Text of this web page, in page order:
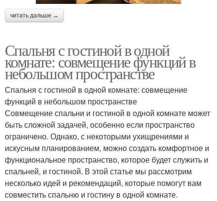
читать дальше →
Спальня с гостиной в одной
комнате: совмещение функций в
небольшом пространстве
Спальня с гостиной в одной комнате: совмещение
функций в небольшом пространстве
Совмещение спальни и гостиной в одной комнате может
быть сложной задачей, особенно если пространство
ограничено. Однако, с некоторыми ухищрениями и
искусным планированием, можно создать комфортное и
функциональное пространство, которое будет служить и
спальней, и гостиной. В этой статье мы рассмотрим
несколько идей и рекомендаций, которые помогут вам
совместить спальню и гостину в одной комнате.